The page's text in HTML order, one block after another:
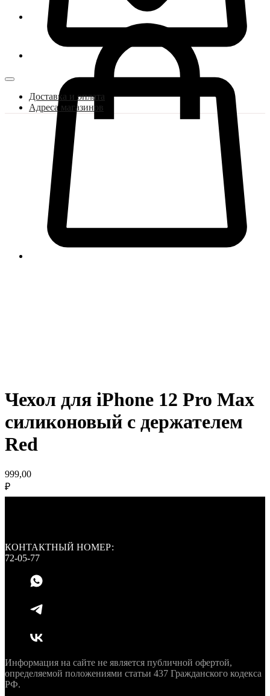
Доставка и оплата
Адреса магазинов
Чехол для iPhone 12 Pro Max
силиконовый с держателем
Red
999,00
₽
КОНТАКТНЫЙ НОМЕР:
72-05-77
Информация на сайте не является публичной офертой,
определяемой положениями статьи 437 Гражданского кодекса
РФ.